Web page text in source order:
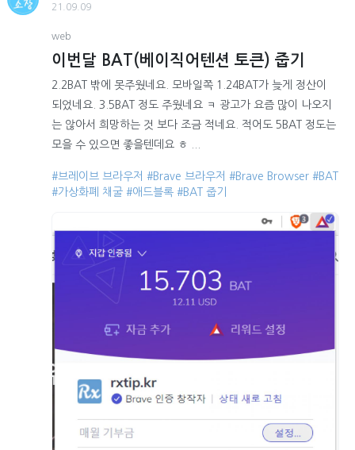
21.09.09
web
이번달 BAT(베이직어텐션 토큰) 줍기
2.2BAT 밖에 못주웠네요. 모바일쪽 1.24BAT가 늦게 정산이
되었네요. 3.5BAT 정도 주웠네요 ㅋ 광고가 요즘 많이 나오지
는 않아서 희망하는 것 보다 조금 적네요. 적어도 5BAT 정도는
모을 수 있으면 좋을텐데요 ㅎ ...
#브레이브 브라우저 #Brave 브라우저 #Brave Browser #BAT
#가상화폐 채굴 #애드블록 #BAT 줍기